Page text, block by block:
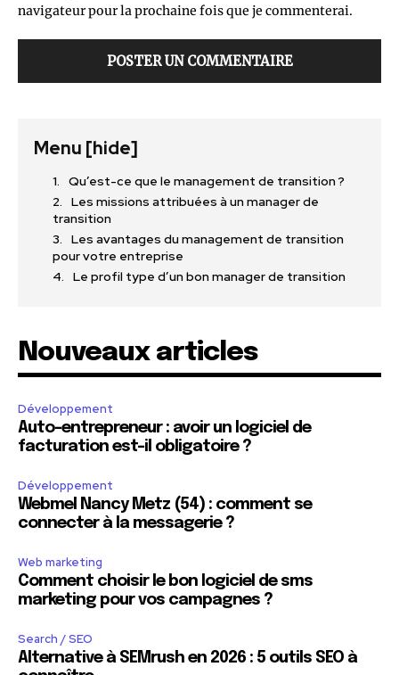
navigateur pour la prochaine fois que je commenterai.
Menu [hide]
Qu’est-ce que le management de transition ?
Les missions attribuées à un manager de
transition
Les avantages du management de transition
pour votre entreprise
Le profil type d’un bon manager de transition
Nouveaux articles
Développement
Auto-entrepreneur : avoir un logiciel de
facturation est-il obligatoire ?
Développement
Webmel Nancy Metz (54) : comment se
connecter à la messagerie ?
Web marketing
Comment choisir le bon logiciel de sms
marketing pour vos campagnes ?
Search / SEO
Alternative à SEMrush en 2026 : 5 outils SEO à